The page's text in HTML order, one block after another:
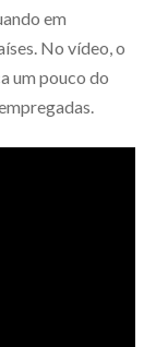
em
No vídeo, o
um pouco do